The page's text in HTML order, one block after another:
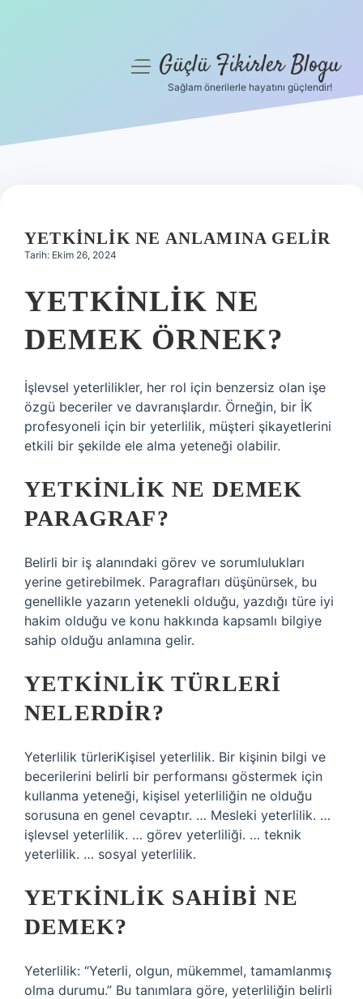
Hakkımızda
menüyüGüçlü Fikirler Blogu
Sağlam önerilerle hayatını güçlendir!
YETKINLIK NE ANLAMINA GELIR
Tarih: Ekim 26, 2024
YETKINLIK NE
DEMEK ÖRNEK?
İşlevsel yeterlilikler, her rol için benzersiz olan işe
özgü beceriler ve davranışlardır. Örneğin, bir İK
profesyoneli için bir yeterlilik, müşteri şikayetlerini
etkili bir şekilde ele alma yeteneği olabilir.
YETKINLIK NE DEMEK
PARAGRAF?
Belirli bir iş alanındaki görev ve sorumlulukları
yerine getirebilmek. Paragrafları düşünürsek, bu
genellikle yazarın yetenekli olduğu, yazdığı türe iyi
hakim olduğu ve konu hakkında kapsamlı bilgiye
sahip olduğu anlamına gelir.
YETKINLIK TÜRLERI
NELERDIR?
Yeterlilik türleriKişisel yeterlilik. Bir kişinin bilgi ve
becerilerini belirli bir performansı göstermek için
kullanma yeteneği, kişisel yeterliliğin ne olduğu
sorusuna en genel cevaptır. … Mesleki yeterlilik. …
işlevsel yeterlilik. … görev yeterliliği. … teknik
yeterlilik. … sosyal yeterlilik.
YETKINLIK SAHIBI NE
DEMEK?
Yeterlilik: “Yeterli, olgun, mükemmel, tamamlanmış
olma durumu.” Bu tanımlara göre, yeterliliğin belirli